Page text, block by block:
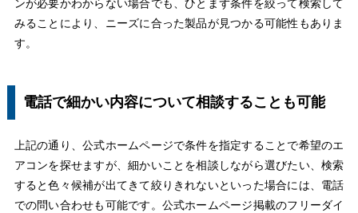
ンが必要かわからない場合でも、ひとまず条件を絞って検索して
みることにより、ニーズに合った製品が見つかる可能性もありま
す。
電話で細かい内容について相談することも可能
上記の通り、公式ホームページで条件を指定することで希望のエ
アコンを探せますが、細かいことを相談しながら選びたい、検索
すると色々候補が出てきて絞りきれないといった場合には、電話
での問い合わせも可能です。公式ホームページ掲載のフリーダイ